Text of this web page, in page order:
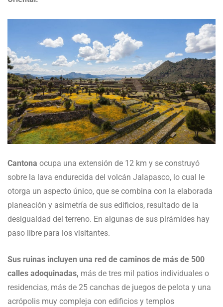
Cantona ocupa una extensión de 12 km y se construyó
sobre la lava endurecida del volcán Jalapasco, lo cual le
otorga un aspecto único, que se combina con la elaborada
planeación y asimetría de sus edificios, resultado de la
desigualdad del terreno. En algunas de sus pirámides hay
paso libre para los visitantes.
Sus ruinas incluyen una red de caminos de más de 500
calles adoquinadas, más de tres mil patios individuales o
residencias, más de 25 canchas de juegos de pelota y una
acrópolis muy compleja con edificios y templos